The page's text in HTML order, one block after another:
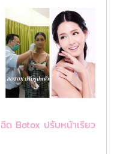
ฉีด Botox ปรับหน้าเรียว